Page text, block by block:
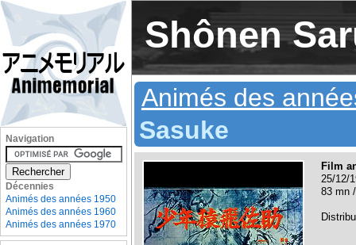
Shônen
Animés des
Sasuke
Film
25/12/
83 mn
Navigation
Décennies
Animés des années 1950
Animés des années 1960
Animés des années 1970